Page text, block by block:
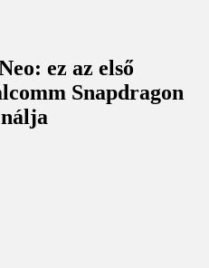
ez az első
Snapdragon